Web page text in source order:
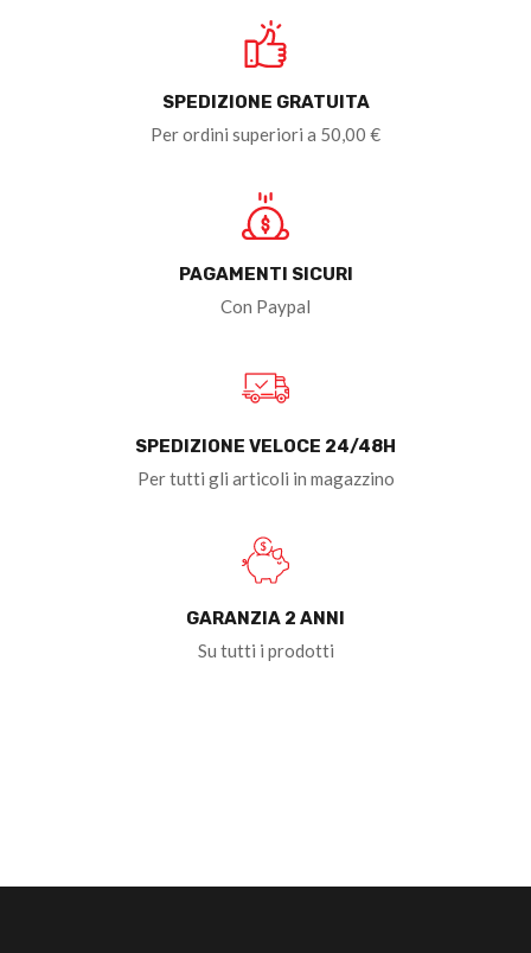
SPEDIZIONE GRATUITA
Per ordini superiori a 50,00 €
PAGAMENTI SICURI
Con Paypal
SPEDIZIONE VELOCE 24/48H
Per tutti gli articoli in magazzino
GARANZIA 2 ANNI
Su tutti i prodotti